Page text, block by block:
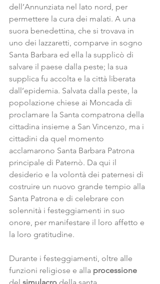
dell’Annunziata nel lato nord, per
permettere la cura dei malati. A una
suora benedettina, che si trovava in
uno dei lazzaretti, comparve in sogno
Santa Barbara ed ella la supplicò di
salvare il paese dalla peste; la sua
supplica fu accolta e la città liberata
dall’epidemia. Salvata dalla peste, la
popolazione chiese ai Moncada di
proclamare la Santa compatrona della
cittadina insieme a San Vincenzo, ma i
cittadini da quel momento
acclamarono Santa Barbara Patrona
principale di Paternò. Da qui il
desiderio e la volontà dei paternesi di
costruire un nuovo grande tempio alla
Santa Patrona e di celebrare con
solennità i festeggiamenti in suo
onore, per manifestare il loro affetto e
la loro gratitudine.
Durante i festeggiamenti, oltre alle
funzioni religiose e alla processione